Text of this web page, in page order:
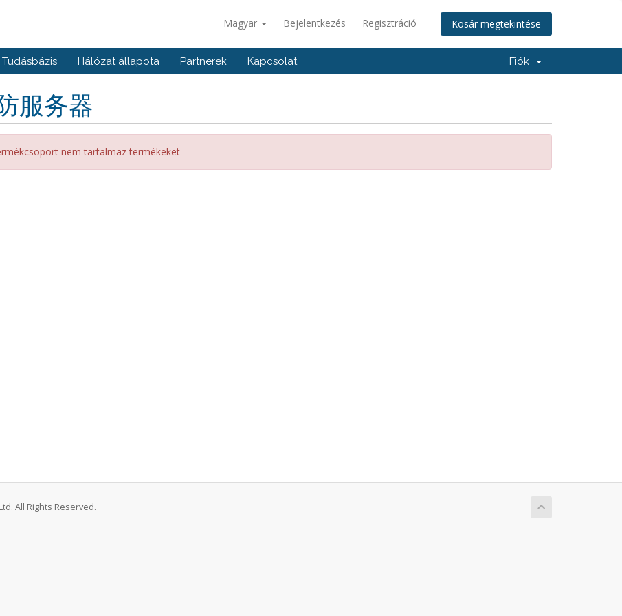
Magyar Bejelentkezés Regisztráció Kosár megtekintése
Tudásbázis Hálózat állapota Partnerek Kapcsolat Fiók
服务器
nem tartalmaz termékeket
All Rights Reserved.